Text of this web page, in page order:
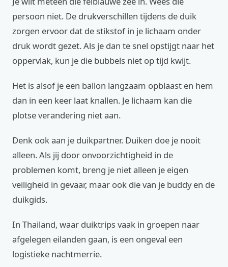
persoon niet. De drukverschillen tijdens de duik
zorgen ervoor dat de stikstof in je lichaam onder
druk wordt gezet. Als je dan te snel opstijgt naar het
oppervlak, kun je die bubbels niet op tijd kwijt.
Het is alsof je een ballon langzaam opblaast en hem
dan in een keer laat knallen. Je lichaam kan die
plotse verandering niet aan.
Denk ook aan je duikpartner. Duiken doe je nooit
alleen. Als jij door onvoorzichtigheid in de
problemen komt, breng je niet alleen je eigen
veiligheid in gevaar, maar ook die van je buddy en de
duikgids.
In Thailand, waar duiktrips vaak in groepen naar
afgelegen eilanden gaan, is een ongeval een
logistieke nachtmerrie.